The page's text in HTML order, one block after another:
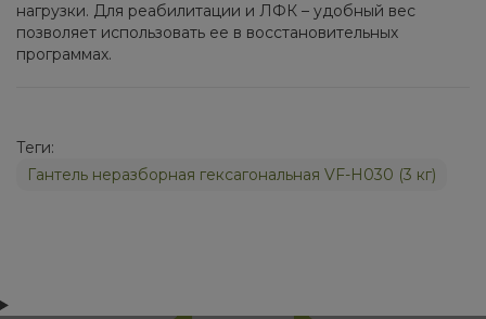
нагрузки. Для реабилитации и ЛФК – удобный вес
позволяет использовать ее в восстановительных
программах.
Теги:
Гантель неразборная гексагональная VF-H030 (3 кг)